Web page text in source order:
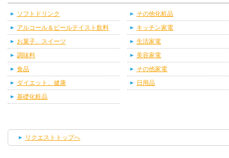
ソフトドリンク
アルコール＆ビールテイスト飲料
お菓子、スイーツ
調味料
食品
ダイエット、健康
基礎化粧品
その他化粧品
キッチン家電
生活家電
美容家電
その他家電
日用品
リクエストトップへ